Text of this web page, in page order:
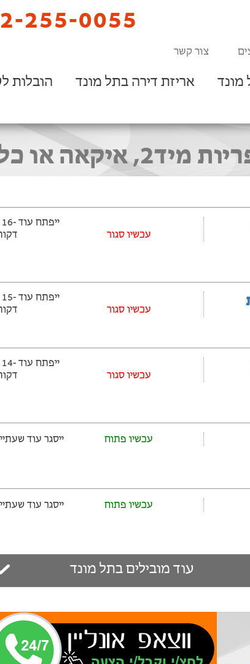
255-0055
צור קשר
מונד אריזת דירה בתל מונד
הובלות
רהיטים בתל מונד
‫עכשיו סגור
‫עכשיו סגור
‫עכשיו סגור
עכשיו פתוח ייסגר עוד שעתיים ‫ו-45
עכשיו פתוח ייסגר עוד שעתיים ‫ו-45
עוד מובילים בתל מונד